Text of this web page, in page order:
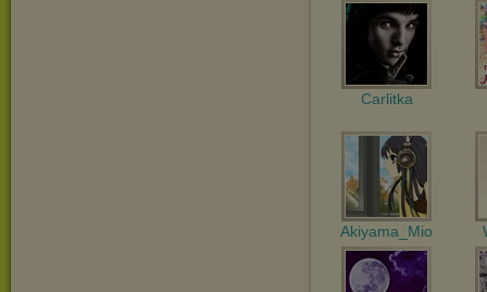
Carlitka
Akiyama_Mio